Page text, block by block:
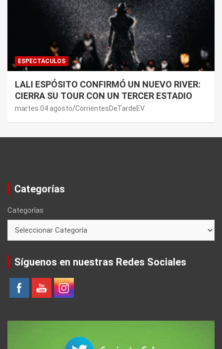
ESPECTÁCULOS
LALI ESPÓSITO CONFIRMÓ UN NUEVO RIVER:
CIERRA SU TOUR CON UN TERCER ESTADIO
martes 04 agosto CorrientesDeTardeEV
Categorías
Categorías
Síguenos en nuestras Redes Sociales